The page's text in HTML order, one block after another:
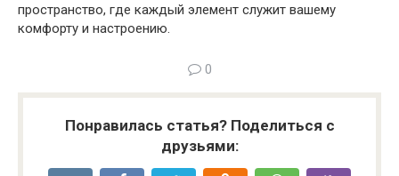
пространство, где каждый элемент служит вашему
комфорту и настроению.
0
Понравилась статья? Поделиться с
друзьями: